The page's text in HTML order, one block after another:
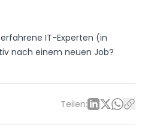
IT-Experten (in
nach einem neuen Job?
Teilen: